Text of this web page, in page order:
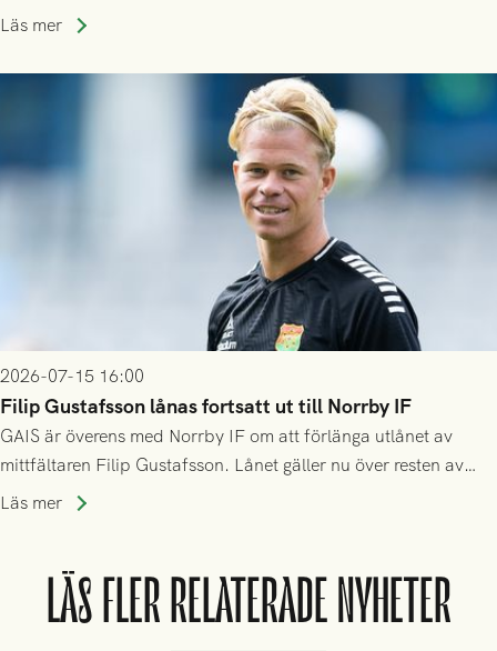
division 3-nivå.
Läs mer
2026-07-15 16:00
Filip Gustafsson lånas fortsatt ut till Norrby IF
GAIS är överens med Norrby IF om att förlänga utlånet av
mittfältaren Filip Gustafsson. Lånet gäller nu över resten av
säsongen 2026.
Läs mer
LÄS FLER RELATERADE NYHETER